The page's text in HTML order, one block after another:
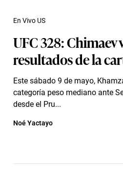
UFC 328:
resultados de la
Este sábado 9 de mayo,
categoría peso mediano ante
desde el Pru...
En Vivo US
Noé Yactayo